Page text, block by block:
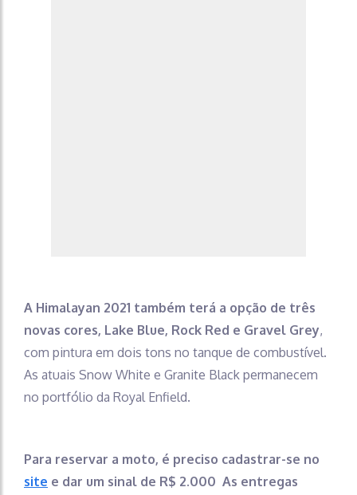
A Himalayan 2021 também terá a opção de três
novas cores, Lake Blue, Rock Red e Gravel Grey,
com pintura em dois tons no tanque de combustível.
As atuais Snow White e Granite Black permanecem
no portfólio da Royal Enfield.
Para reservar a moto, é preciso cadastrar-se no
site e dar um sinal de R$ 2.000 As entregas